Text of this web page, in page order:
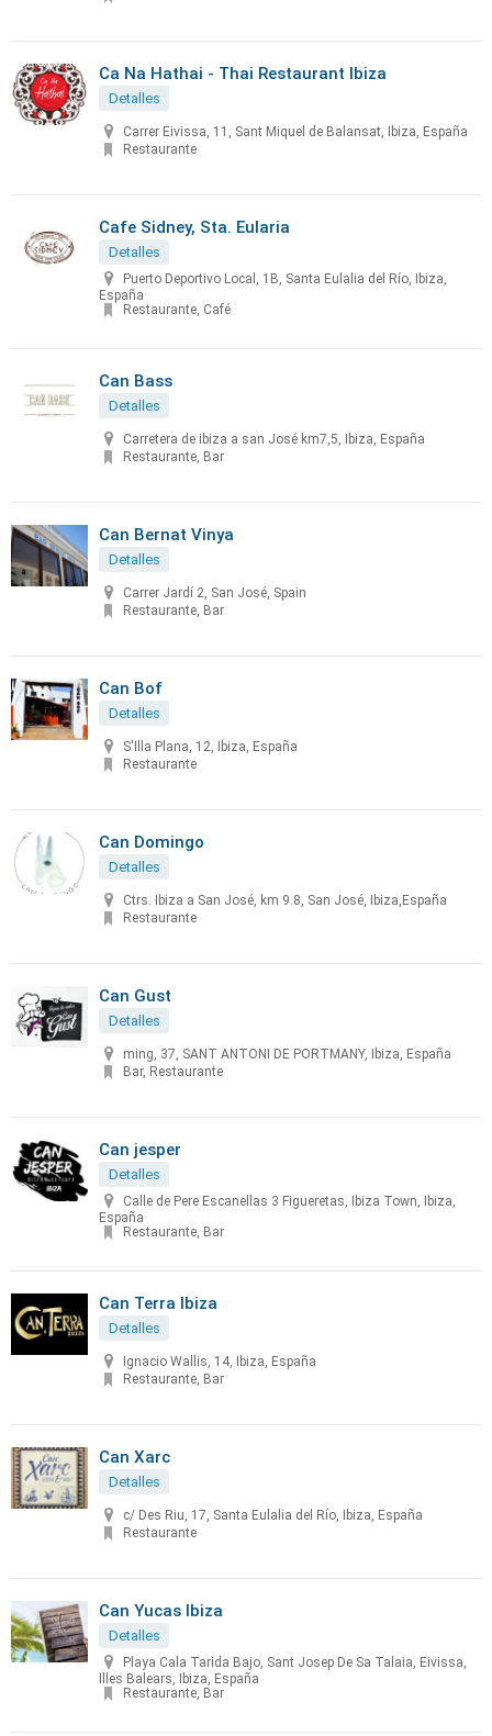
Ca Na Hathai - Thai Restaurant Ibiza
Detalles
Carrer Eivissa, 11, Sant Miquel de Balansat, Ibiza, España
Restaurante
Cafe Sidney, Sta. Eularia
Detalles
Puerto Deportivo Local, 1B, Santa Eulalia del Río, Ibiza,
España
Restaurante, Café
Can Bass
Detalles
Carretera de ibiza a san José km7,5, Ibiza, España
Restaurante, Bar
Can Bernat Vinya
Detalles
Carrer Jardí 2, San José, Spain
Restaurante, Bar
Can Bof
Detalles
S'Illa Plana, 12, Ibiza, España
Restaurante
Can Domingo
Detalles
Ctrs. Ibiza a San José, km 9.8, San José, Ibiza,España
Restaurante
Can Gust
Detalles
ming, 37, SANT ANTONI DE PORTMANY, Ibiza, España
Bar, Restaurante
Can jesper
Detalles
Calle de Pere Escanellas 3 Figueretas, Ibiza Town, Ibiza,
España
Restaurante, Bar
Can Terra Ibiza
Detalles
Ignacio Wallis, 14, Ibiza, España
Restaurante, Bar
Can Xarc
Detalles
c/ Des Riu, 17, Santa Eulalia del Río, Ibiza, España
Restaurante
Can Yucas Ibiza
Detalles
Playa Cala Tarida Bajo, Sant Josep De Sa Talaia, Eivissa,
Illes Balears, Ibiza, España
Restaurante, Bar